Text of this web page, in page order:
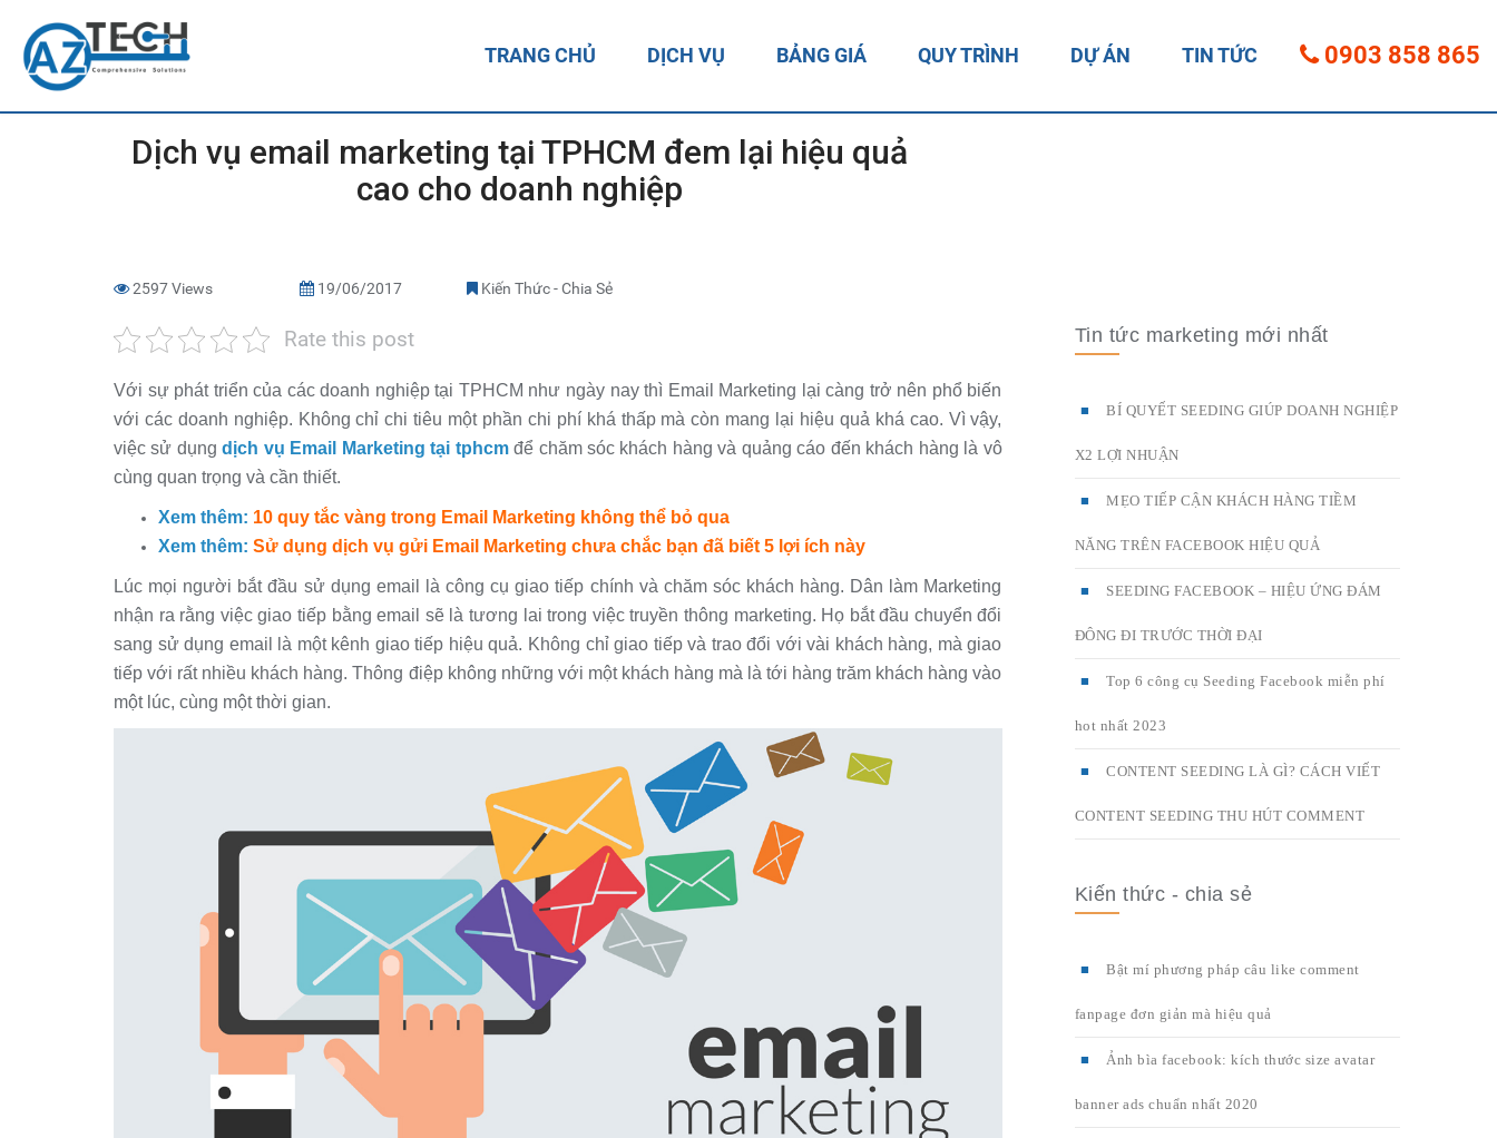
TRANG CHỦ DỊCH VỤ BẢNG GIÁ QUY TRÌNH DỰ ÁN TIN TỨC 0903 858 865
Dịch vụ email marketing tại TPHCM đem lại hiệu quả
cao cho doanh nghiệp
2597 Views 19/06/2017 Kiến Thức - Chia Sẻ
Rate this post
Với sự phát triển của các doanh nghiệp tại TPHCM như ngày nay thì Email Marketing lại càng trở nên phổ biến
với các doanh nghiệp. Không chỉ chi tiêu một phần chi phí khá thấp mà còn mang lại hiệu quả khá cao. Vì vậy,
việc sử dụngdịch vụ Email Marketing tại tphcm để chăm sóc khách hàng và quảng cáo đến khách hàng là vô
cùng quan trọng và cần thiết.
Xem thêm: 10 quy tắc vàng trong Email Marketing không thể bỏ qua
Xem thêm: Sử dụng dịch vụ gửi Email Marketing chưa chắc bạn đã biết 5 lợi ích này
Lúc mọi người bắt đầu sử dụng email là công cụ giao tiếp chính và chăm sóc khách hàng. Dân làm Marketing
nhận ra rằng việc giao tiếp bằng email sẽ là tương lai trong việc truyền thông marketing. Họ bắt đầu chuyển đổi
sang sử dụng email là một kênh giao tiếp hiệu quả. Không chỉ giao tiếp và trao đổi với vài khách hàng, mà giao
tiếp với rất nhiều khách hàng. Thông điệp không những với một khách hàng mà là tới hàng trăm khách hàng vào
một lúc, cùng một thời gian.
Tin tức marketing mới nhất
BÍ QUYẾT SEEDING GIÚP DOANH NGHIỆP
X2 LỢI NHUẬN
MẸO TIẾP CẬN KHÁCH HÀNG TIỀM
NĂNG TRÊN FACEBOOK HIỆU QUẢ
SEEDING FACEBOOK – HIỆU ỨNG ĐÁM
ĐÔNG ĐI TRƯỚC THỜI ĐẠI
Top 6 công cụ Seeding Facebook miễn phí
hot nhất 2023
CONTENT SEEDING LÀ GÌ? CÁCH VIẾT
CONTENT SEEDING THU HÚT COMMENT
Kiến thức - chia sẻ
Bật mí phương pháp câu like comment
fanpage đơn giản mà hiệu quả
Ảnh bìa facebook: kích thước size avatar
banner ads chuẩn nhất 2020